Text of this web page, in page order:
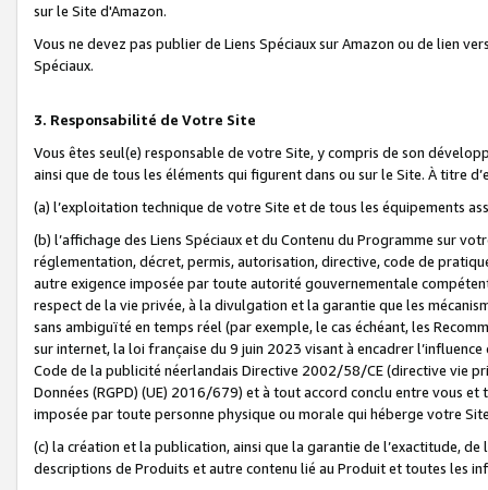
sur le Site d'Amazon.
Vous ne devez pas publier de Liens Spéciaux sur Amazon ou de lien
Spéciaux.
3. Responsabilité de Votre Site
Vous êtes seul(e) responsable de votre Site, y compris de son
ainsi que de tous les éléments qui figurent dans ou sur le Site. À titre
(a) l’exploitation technique de votre Site et de tous les équipements
(b) l’affichage des Liens Spéciaux et du Contenu du Programme sur
réglementation, décret, permis, autorisation, directive, code de
autre exigence imposée par toute autorité gouvernementale
respect de la vie privée, à la divulgation et la garantie que les
sans ambiguïté en temps réel (par exemple, le cas échéant, les
sur internet, la loi française du 9 juin 2023 visant à encadrer
Code de la publicité néerlandais Directive 2002/58/CE (directive vie
Données (RGPD) (UE) 2016/679) et à tout accord conclu entre vous
imposée par toute personne physique ou morale qui héberge votre
(c) la création et la publication, ainsi que la garantie de l’exactitude,
descriptions de Produits et autre contenu lié au Produit et toutes les